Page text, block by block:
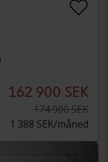
162 900 SEK
174 900 SEK
1 388 SEK/måned